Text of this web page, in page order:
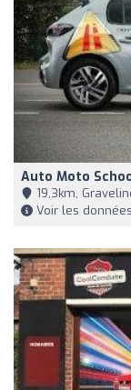
Auto Moto
19,3km,
Voir les